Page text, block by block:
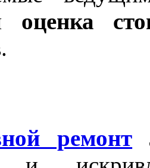
оценка
ремонт